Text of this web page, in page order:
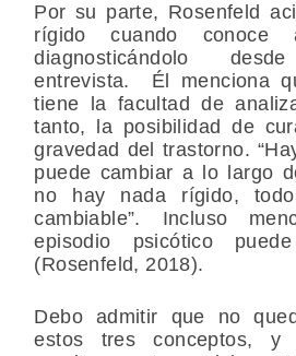
Por su parte, Rosenfeld
rígido cuando conoce
diagnosticándolo
entrevista. Él menciona
tiene la facultad de
tanto, la posibilidad de
gravedad del trastorno.
puede cambiar a lo largo
no hay nada rígido,
cambiable”. Incluso
episodio psicótico
(Rosenfeld, 2018).
Debo admitir que no
estos tres conceptos, y